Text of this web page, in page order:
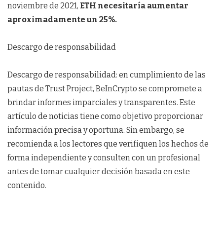
noviembre de 2021, ETH necesitaría aumentar
aproximadamente un 25%.
Descargo de responsabilidad
Descargo de responsabilidad: en cumplimiento de las
pautas de Trust Project, BeInCrypto se compromete a
brindar informes imparciales y transparentes. Este
artículo de noticias tiene como objetivo proporcionar
información precisa y oportuna. Sin embargo, se
recomienda a los lectores que verifiquen los hechos de
forma independiente y consulten con un profesional
antes de tomar cualquier decisión basada en este
contenido.